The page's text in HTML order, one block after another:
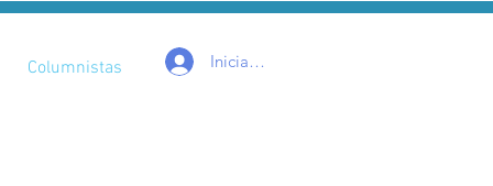
Columnistas Iniciar sesión